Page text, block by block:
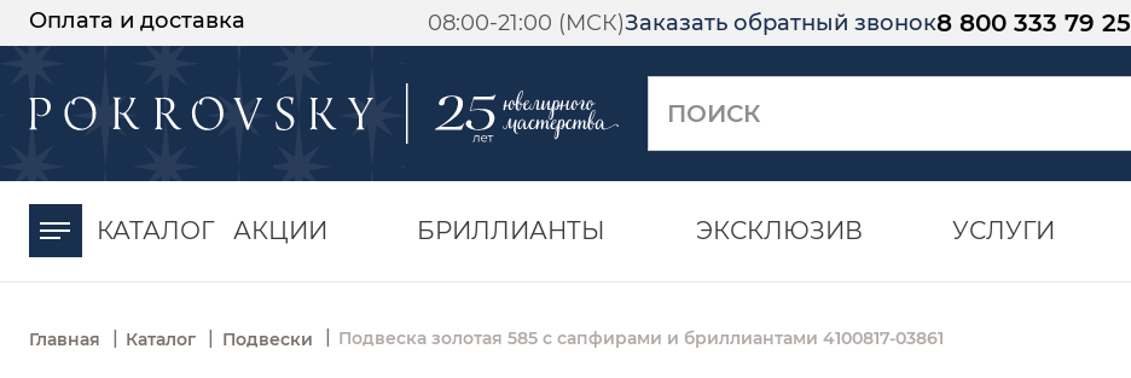
Оплата и доставка 08:00-21:00 (МСК)Заказать обратный звонок8 800 333 79 25
КАТАЛОГ АКЦИИ БРИЛЛИАНТЫ ЭКСКЛЮЗИВ УСЛУГИ
Главная | Каталог | Подвески Подвеска золотая 585 с сапфирами и бриллиантами 4100817-03861
-30%
момента оплаты